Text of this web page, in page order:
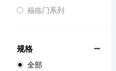
福临门系列
规格 
全部